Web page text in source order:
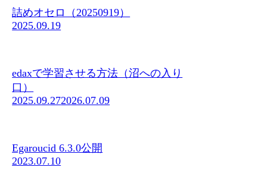
詰めオセロ（20250919）
2025.09.19
edaxで学習させる方法（沼への入り
口）
2025.09.272026.07.09
Egaroucid 6.3.0公開
2023.07.10